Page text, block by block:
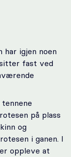
har igjen noen
fast ved
på plass
og
i ganen. I
oppleve at